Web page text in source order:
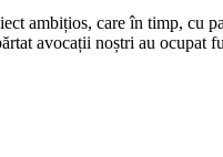
care în timp, cu
avocații noștri au